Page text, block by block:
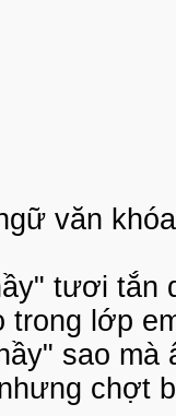
văn
tươi tắn
trong lớp
sao mà
chợt